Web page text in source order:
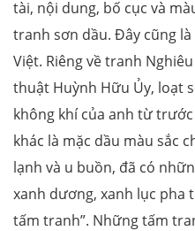
tài, nội dung, bố cục và
tranh sơn dầu. Đây cũng
Việt. Riêng về tranh
thuật Huỳnh Hữu Ủy, loạt
không khí của anh từ
khác là mặc dầu màu sắc
lạnh và u buồn, đã có
xanh dương, xanh lục pha
tấm tranh”. Những tấm